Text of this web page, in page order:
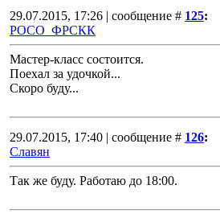
29.07.2015, 17:26 | сообщение # 125:
РОСО_ФРСКК
Мастер-класс состоится.
Поехал за удочкой...
Скоро буду...
29.07.2015, 17:40 | сообщение # 126:
Славян
Так же буду. Работаю до 18:00.